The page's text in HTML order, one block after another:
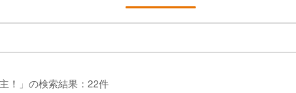
！」の検索結果：22件